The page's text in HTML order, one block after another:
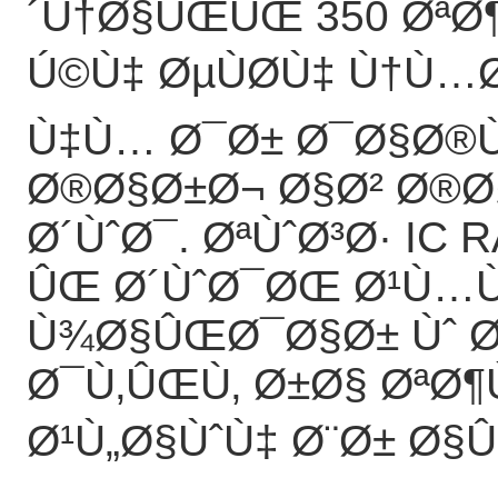
´Ù†Ø§ÛŒÛŒ 350
Ú©Ù‡ ØµÙØ­Ù‡
Ù‡Ù… Ø¯Ø±
Ø®Ø§Ø±Ø¬ Ø§Ø²
Ø´ÙˆØ¯. ØªÙˆØ³Ø·
ÛŒ Ø´ÙˆØ¯ØŒ
Ù¾Ø§ÛŒØ¯Ø§Ø± Ùˆ
Ø¯Ù‚ÛŒÙ‚ Ø±Ø§
Ø¹Ù„Ø§ÙˆÙ‡ Ø¨Ø±